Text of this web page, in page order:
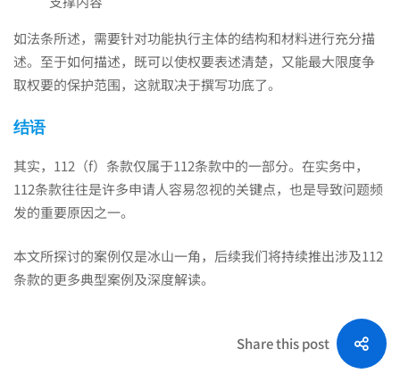
如法条所述，需要针对功能执行主体的结构和材料进行充分描
述。至于如何描述，既可以使权要表述清楚，又能最大限度争
取权要的保护范围，这就取决于撰写功底了。
结语
其实，112（f）条款仅属于112条款中的一部分。在实务中，
112条款往往是许多申请人容易忽视的关键点，也是导致问题频
发的重要原因之一。
本文所探讨的案例仅是冰山一角，后续我们将持续推出涉及112
条款的更多典型案例及深度解读。
Share this post